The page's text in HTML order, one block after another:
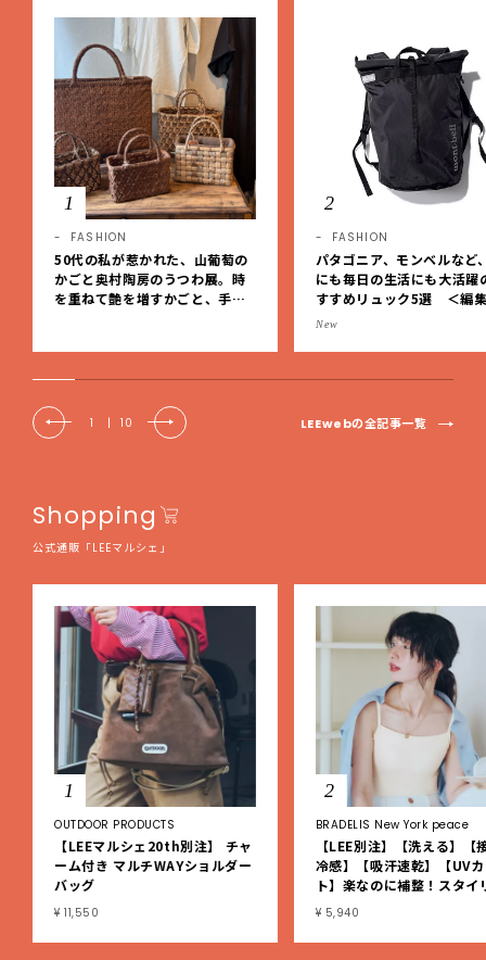
1
FASHION
50代の私が惹かれた、山葡萄の
かごと奥村陶房のうつわ展。時
を重ねて艶を増すかごと、手仕
2
FASHION
パタゴニア、モンベルなど
にも毎日の生活にも大活躍
すすめリュック5選 ＜編
レクト＞【LEEマルシェ】
New
1 | 10 LEEwebの全記事一覧
Shopping
公式通販「LEEマルシェ」
1
OUTDOOR PRODUCTS
【LEEマルシェ20th別注】 チャ
ーム付き マルチWAYショルダー
バッグ
¥ 11,550
2
BRADELIS New York peace
【LEE別注】【洗える】【
冷感】【吸汗速乾】【UV
ト】楽なのに補整！スタイ
シュ綿混ブラキャミ
¥ 5,940